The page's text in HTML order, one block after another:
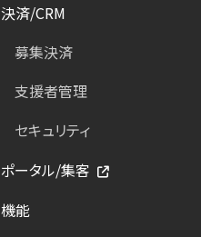
決済/CRM
募集決済
支援者管理
セキュリティ
ポータル/集客
機能